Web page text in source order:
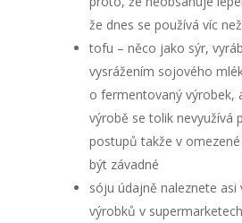
že dnes se používá víc
tofu – něco jako sýr,
vysrážením sojového
o fermentovaný výrobek,
výrobě se tolik nevyužívá
postupů takže v
být závadné
sóju údajně naleznete asi
výrobků v supermarketech